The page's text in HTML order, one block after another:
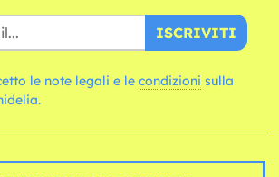
ISCRIVITI
le note legali e le condizioni